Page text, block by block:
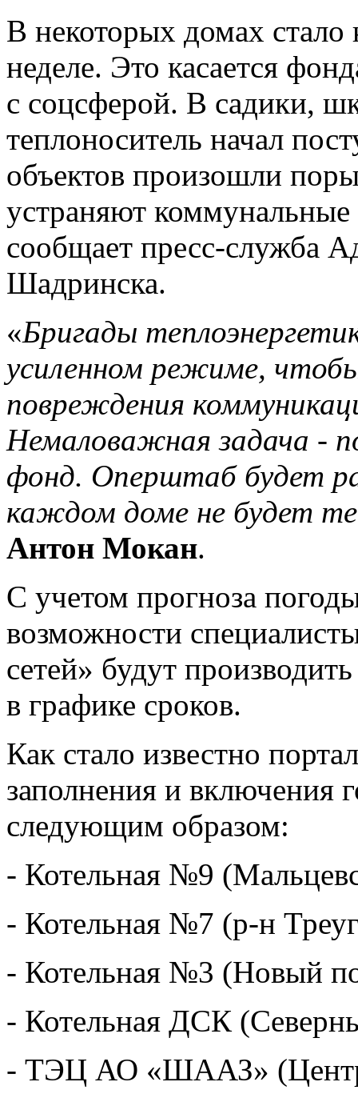
В некоторых домах
неделе. Это касается
с соцсферой. В садики,
теплоноситель начал
объектов произошли
устраняют
сообщает пресс-служба
Шадринска.
«Бригады
усиленном режиме,
повреждения
Немаловажная задача -
фонд. Оперштаб будет
каждом доме не будет
Антон Мокан.
С учетом прогноза
возможности
сетей» будут
в графике сроков.
Как стало известно
заполнения и включения
следующим образом:
- Котельная №9
- Котельная №7 (р-н
- Котельная №3 (Новый
- Котельная ДСК
- ТЭЦ АО «ШААЗ»